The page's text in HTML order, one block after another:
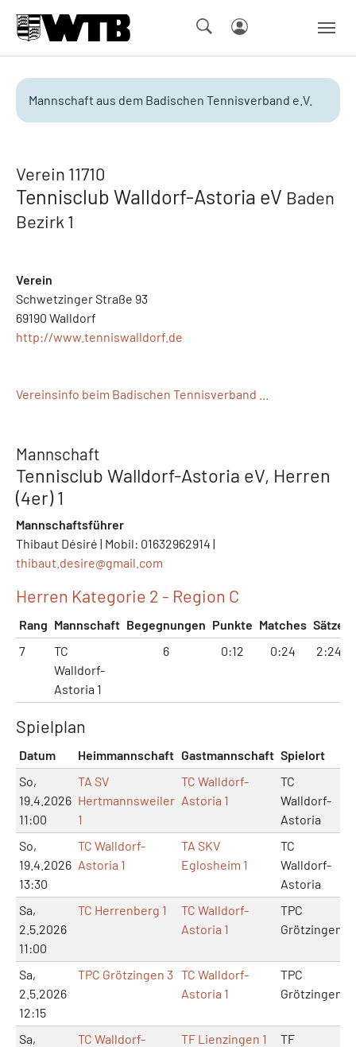
Mannschaft aus dem Badischen Tennisverband e.V.
Verein 11710
Tennisclub Walldorf-Astoria eV Baden
Bezirk 1
Verein
Schwetzinger Straße 93
69190 Walldorf
http://www.tenniswalldorf.de
Vereinsinfo beim Badischen Tennisverband ...
Mannschaft
Tennisclub Walldorf-Astoria eV, Herren
(4er) 1
Mannschaftsführer
Thibaut Désiré | Mobil: 01632962914 |
thibaut.desire@gmail.com
Herren Kategorie 2 - Region C
Rang Mannschaft Begegnungen Punkte Matches Sätze
7
TC
Walldorf-
Astoria 1
6 0:12 0:24 2:24
Spielplan
Datum Heimmannschaft Gastmannschaft Spielort
So,
19.4.2026
11:00
TA SV
Hertmannsweiler
1
TC Walldorf-
Astoria 1
TC
Walldorf-
Astoria
So,
19.4.2026
13:30
TC Walldorf-
Astoria 1
TA SKV
Eglosheim 1
TC
Walldorf-
Astoria
Sa,
2.5.2026
11:00
TC Herrenberg 1
TC Walldorf-
Astoria 1
TPC
Grötzingen
Sa,
2.5.2026
12:15
TPC Grötzingen 3 TC Walldorf-
Astoria 1
TPC
Grötzingen
Sa,
TC Walldorf-
TF Lienzingen 1
TF